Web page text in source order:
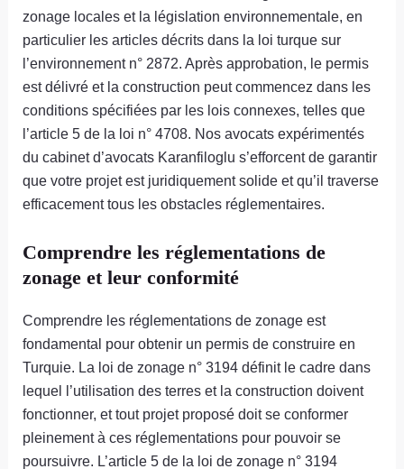
zonage locales et la législation environnementale, en
particulier les articles décrits dans la loi turque sur
l’environnement n° 2872. Après approbation, le permis
est délivré et la construction peut commencez dans les
conditions spécifiées par les lois connexes, telles que
l’article 5 de la loi n° 4708. Nos avocats expérimentés
du cabinet d’avocats Karanfiloglu s’efforcent de garantir
que votre projet est juridiquement solide et qu’il traverse
efficacement tous les obstacles réglementaires.
Comprendre les réglementations de
zonage et leur conformité
Comprendre les réglementations de zonage est
fondamental pour obtenir un permis de construire en
Turquie. La loi de zonage n° 3194 définit le cadre dans
lequel l’utilisation des terres et la construction doivent
fonctionner, et tout projet proposé doit se conformer
pleinement à ces réglementations pour pouvoir se
poursuivre. L’article 5 de la loi de zonage n° 3194